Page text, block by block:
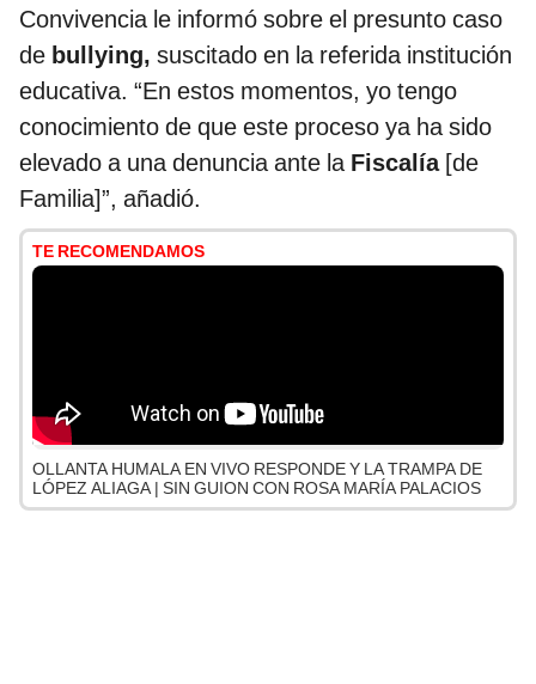
Convivencia le informó sobre el presunto caso
de bullying, suscitado en la referida institución
educativa. “En estos momentos, yo tengo
conocimiento de que este proceso ya ha sido
elevado a una denuncia ante la Fiscalía [de
Familia]”, añadió.
TE RECOMENDAMOS
OLLANTA HUMALA EN VIVO RESPONDE Y LA TRAMPA DE
LÓPEZ ALIAGA | SIN GUION CON ROSA MARÍA PALACIOS